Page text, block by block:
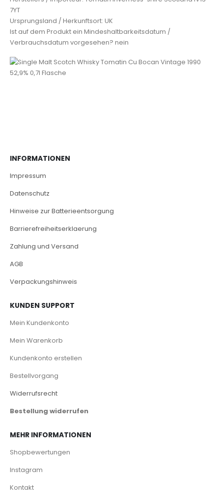
7YT
Ursprungsland / Herkunftsort: UK
Ist auf dem Produkt ein Mindeshaltbarkeitsdatum /
Verbrauchsdatum vorgesehen? nein
INFORMATIONEN
Impressum
Datenschutz
Hinweise zur Batterieentsorgung
Barrierefreiheitserklaerung
Zahlung und Versand
AGB
Verpackungshinweis
KUNDEN SUPPORT
Mein Kundenkonto
Mein Warenkorb
Kundenkonto erstellen
Bestellvorgang
Widerrufsrecht
Bestellung widerrufen
MEHR INFORMATIONEN
Shopbewertungen
Instagram
Kontakt